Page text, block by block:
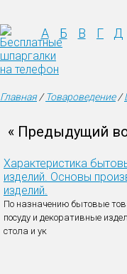
А Б В Г Д
Главная/Товароведение/
« Предыдущий
Характеристика
изделий. Основы
изделий.
По назначению бытовые
посуду и декоративные
стола и ук